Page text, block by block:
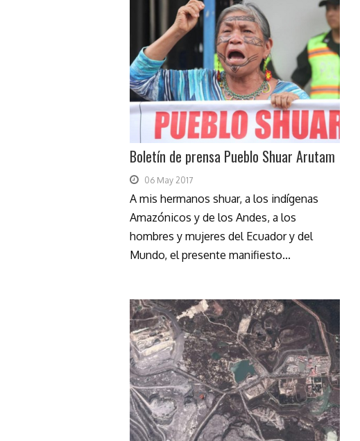
Boletín de prensa Pueblo Shuar Arutam
06 May 2017
A mis hermanos shuar, a los indígenas
Amazónicos y de los Andes, a los
hombres y mujeres del Ecuador y del
Mundo, el presente manifiesto...